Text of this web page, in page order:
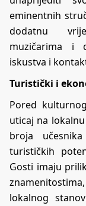
eminentnih
dodatnu
muzičarima i
iskustva i
Turistički i
Pored
uticaj na
broja
turističkih
Gosti imaju
lokalnog